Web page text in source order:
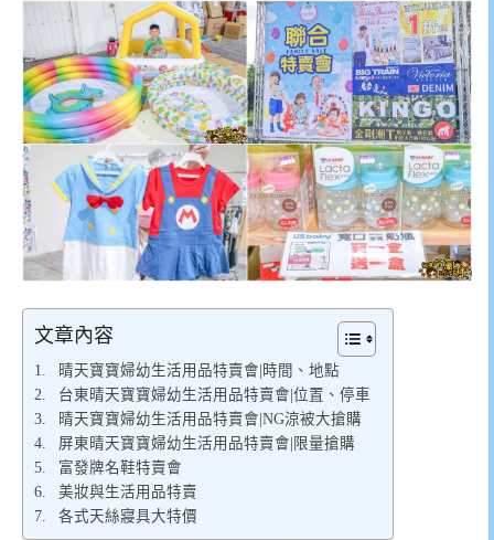
文章內容
晴天寶寶婦幼生活用品特賣會|時間、地點
台東晴天寶寶婦幼生活用品特賣會|位置、停車
晴天寶寶婦幼生活用品特賣會|NG涼被大搶購
屏東晴天寶寶婦幼生活用品特賣會|限量搶購
富發牌名鞋特賣會
美妝與生活用品特賣
各式天絲寢具大特價